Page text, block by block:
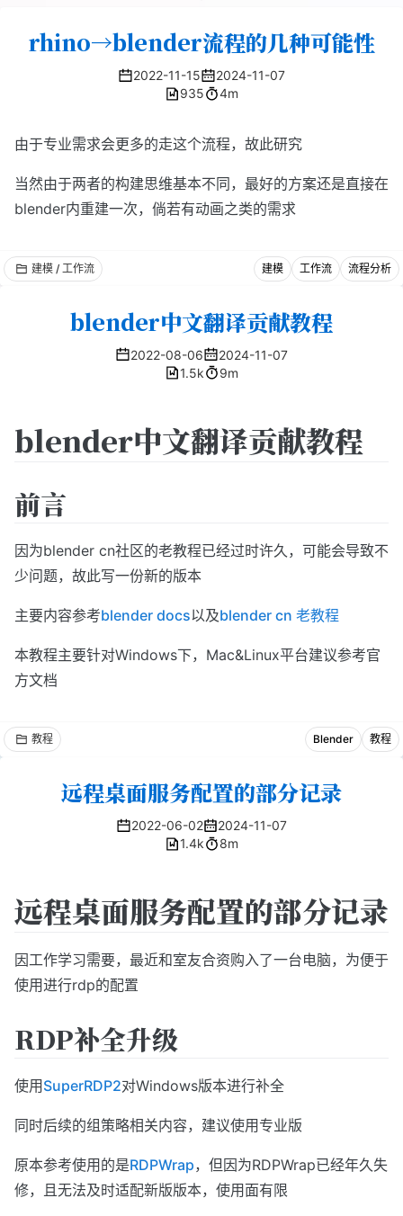
rhino→blender流程的几种可能性
2022-11-15
2024-11-07
935
4m
由于专业需求会更多的走这个流程，故此研究
当然由于两者的构建思维基本不同，最好的方案还是直接在
blender内重建一次，倘若有动画之类的需求
建模 / 工作流 建模 工作流 流程分析
blender中文翻译贡献教程
2022-08-06
2024-11-07
1.5k
9m
blender中文翻译贡献教程
前言
因为blender cn社区的老教程已经过时许久，可能会导致不
少问题，故此写一份新的版本
主要内容参考blender docs以及blender cn 老教程
本教程主要针对Windows下，Mac&Linux平台建议参考官
方文档
教程 Blender 教程
远程桌面服务配置的部分记录
2022-06-02
2024-11-07
1.4k
8m
远程桌面服务配置的部分记录
因工作学习需要，最近和室友合资购入了一台电脑，为便于
使用进行rdp的配置
RDP补全升级
使用 SuperRDP2对Windows版本进行补全
同时后续的组策略相关内容，建议使用专业版
原本参考使用的是RDPWrap，但因为RDPWrap已经年久失
修，且无法及时适配新版版本，使用面有限